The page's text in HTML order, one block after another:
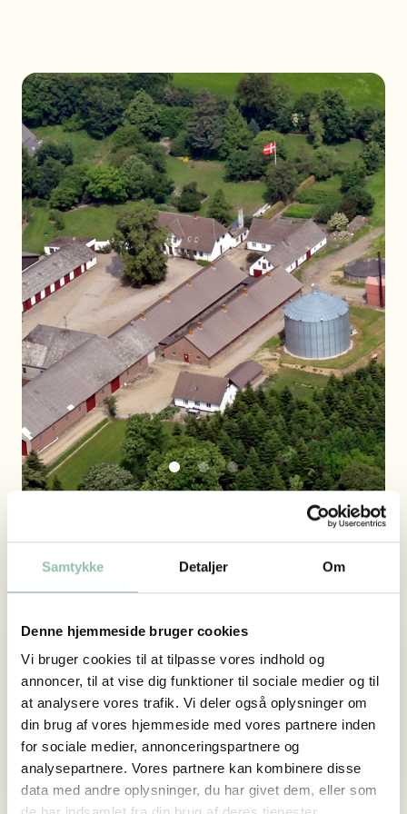
Samtykke Detaljer Om
Denne hjemmeside bruger cookies
Vi bruger cookies til at tilpasse vores indhold og
annoncer, til at vise dig funktioner til sociale medier og til
at analysere vores trafik. Vi deler også oplysninger om
din brug af vores hjemmeside med vores partnere inden
for sociale medier, annonceringspartnere og
analysepartnere. Vores partnere kan kombinere disse
data med andre oplysninger, du har givet dem, eller som
Vejstrupgaard
Adresse
Vejstruprød Landevej 3
6093 Sjølund
Website